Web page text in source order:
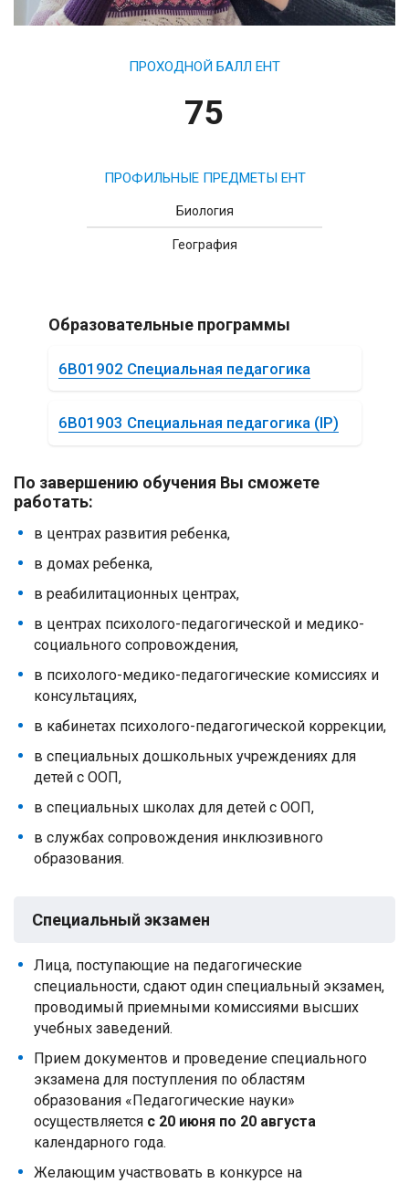
ПРОХОДНОЙ БАЛЛ ЕНТ
75
ПРОФИЛЬНЫЕ ПРЕДМЕТЫ ЕНТ
Биология
География
Образовательные программы
6B01902 Специальная педагогика
6B01903 Специальная педагогика (IP)
По завершению обучения Вы сможете
работать:
в центрах развития ребенка,
в домах ребенка,
в реабилитационных центрах,
в центрах психолого-педагогической и медико-
социального сопровождения,
в психолого-медико-педагогические комиссиях и
консультациях,
в кабинетах психолого-педагогической коррекции,
в специальных дошкольных учреждениях для
детей с ООП,
в специальных школах для детей с ООП,
в службах сопровождения инклюзивного
образования.
Специальный экзамен
Лица, поступающие на педагогические
специальности, сдают один специальный экзамен,
проводимый приемными комиссиями высших
учебных заведений.
Прием документов и проведение специального
экзамена для поступления по областям
образования «Педагогические науки»
осуществляется с 20 июня по 20 августа
календарного года.
Желающим участвовать в конкурсе на